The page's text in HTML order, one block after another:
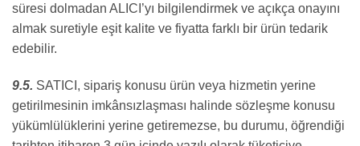
süresi dolmadan ALICI’yı bilgilendirmek ve açıkça onayını
almak suretiyle eşit kalite ve fiyatta farklı bir ürün tedarik
edebilir.
9.5. SATICI, sipariş konusu ürün veya hizmetin yerine
getirilmesinin imkânsızlaşması halinde sözleşme konusu
yükümlülüklerini yerine getiremezse, bu durumu, öğrendiği